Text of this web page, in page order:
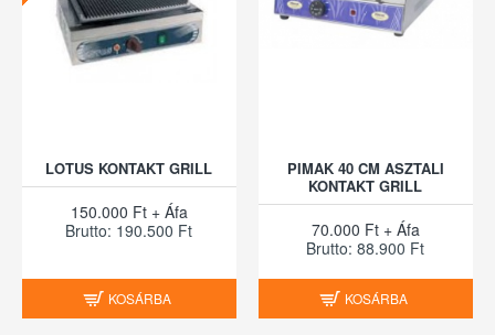
LOTUS KONTAKT GRILL
150.000 Ft + Áfa
Brutto: 190.500 Ft
KOSÁRBA
PIMAK 40 CM ASZTALI
KONTAKT GRILL
70.000 Ft + Áfa
Brutto: 88.900 Ft
KOSÁRBA